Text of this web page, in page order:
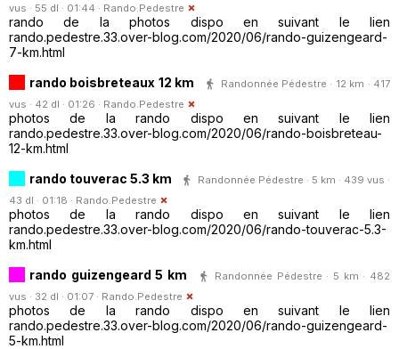
vus · 55 dl · 01:44 · Rando.Pedestre
rando de la photos dispo en suivant le lien
rando.pedestre.33.over-blog.com/2020/06/rando-guizengeard-
7-km.html
rando boisbreteaux 12 km
Randonnée Pédestre · 12 km · 417
vus · 42 dl · 01:26 · Rando.Pedestre
photos de la rando dispo en suivant le lien
rando.pedestre.33.over-blog.com/2020/06/rando-boisbreteau-
12-km.html
rando touverac 5.3 km
Randonnée Pédestre · 5 km · 439 vus ·
43 dl · 01:18 · Rando.Pedestre
photos de la rando dispo en suivant le lien
rando.pedestre.33.over-blog.com/2020/06/rando-touverac-5.3-
km.html
rando guizengeard 5 km
Randonnée Pédestre · 5 km · 482
vus · 32 dl · 01:07 · Rando.Pedestre
photos de la rando dispo en suivant le lien
rando.pedestre.33.over-blog.com/2020/06/rando-guizengeard-
5-km.html